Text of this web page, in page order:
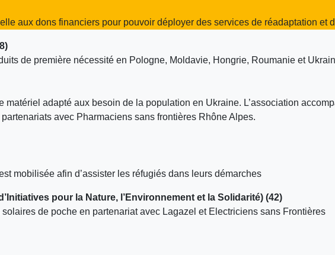
aux dons financiers pour pouvoir déployer des services de réadaptation et
de première nécessité en Pologne, Moldavie, Hongrie, Roumanie et
adapté aux besoin de la population en Ukraine. L’association
avec Pharmaciens sans frontières Rhône Alpes.
mobilisée afin d’assister les réfugiés dans leurs démarches
pour la Nature, l’Environnement et la Solidarité) (42)
de poche en partenariat avec Lagazel et Electriciens sans Frontières